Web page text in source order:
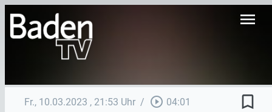
menu
Fr., 10.03.2023 , 21:53 Uhr / play_circle_outline 04:01 bookmark_border